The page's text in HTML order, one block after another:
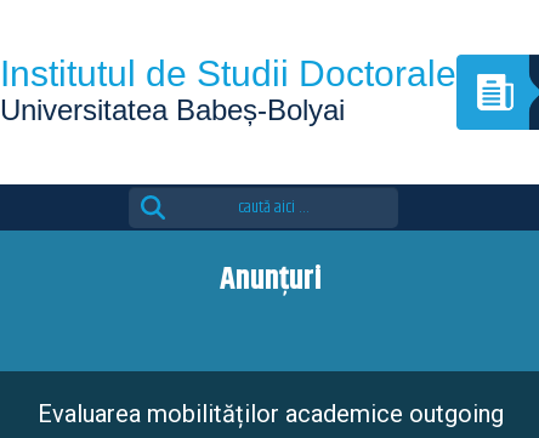
Institutul de Studii Doctorale
Universitatea Babeș-Bolyai
Search
for:
Anunțuri
Evaluarea mobilităților academice outgoing